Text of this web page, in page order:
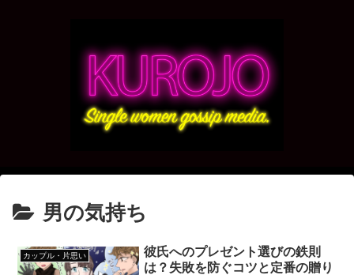
男の気持ち
カップル・片思い
彼氏へのプレゼント選びの鉄則
は？失敗を防ぐコツと定番の贈り